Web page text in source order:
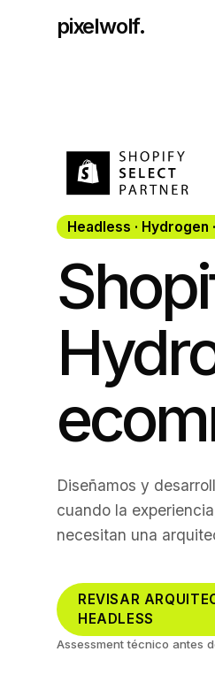
pixelwolf.
Headless · Hydrogen
Diseñamos y
cuando la
necesitan una
REVISAR
HEADLESS
Assessment técnico antes